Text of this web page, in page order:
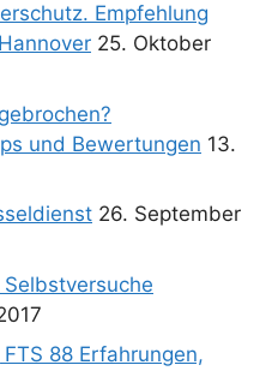
Empfehlung
25. Oktober
und Bewertungen 13.
26. September
88 Erfahrungen,